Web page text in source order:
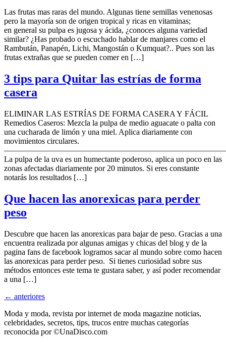
Las frutas mas raras del mundo. Algunas tiene semillas venenosas
pero la mayoría son de origen tropical y ricas en vitaminas;
en general su pulpa es jugosa y ácida, ¿conoces alguna variedad
similar? ¿Has probado o escuchado hablar de manjares como el
Rambután, Panapén, Lichi, Mangostán o Kumquat?.. Pues son las
frutas extrañas que se pueden comer en […]
3 tips para Quitar las estrías de forma
casera
ELIMINAR LAS ESTRÍAS DE FORMA CASERA Y FÁCIL
Remedios Caseros: Mezcla la pulpa de medio aguacate o palta con
una cucharada de limón y una miel. Aplica diariamente con
movimientos circulares.
La pulpa de la uva es un humectante poderoso, aplica un poco en las
zonas afectadas diariamente por 20 minutos. Si eres constante
notarás los resultados […]
Que hacen las anorexicas para perder
peso
Descubre que hacen las anorexicas para bajar de peso. Gracias a una
encuentra realizada por algunas amigas y chicas del blog y de la
pagina fans de facebook logramos sacar al mundo sobre como hacen
las anorexicas para perder peso. Si tienes curiosidad sobre sus
métodos entonces este tema te gustara saber, y así poder recomendar
a una […]
← anteriores
Moda y moda, revista por internet de moda magazine noticias,
celebridades, secretos, tips, trucos entre muchas categorías
reconocida por ©UnaDisco.com